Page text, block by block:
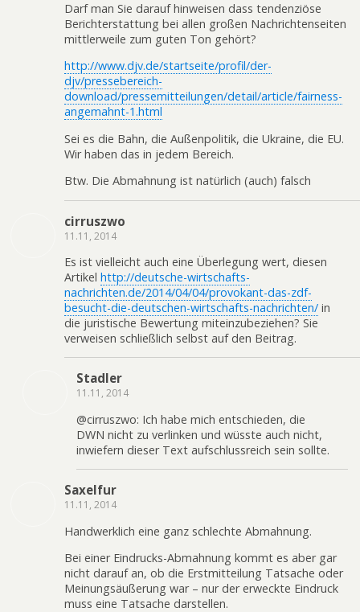
Darf man Sie darauf hinweisen dass tendenziöse
Berichterstattung bei allen großen Nachrichtenseiten
mittlerweile zum guten Ton gehört?
http://www.djv.de/startseite/profil/der-
djv/pressebereich-
download/pressemitteilungen/detail/article/fairness-
angemahnt-1.html
Sei es die Bahn, die Außenpolitik, die Ukraine, die EU.
Wir haben das in jedem Bereich.
Btw. Die Abmahnung ist natürlich (auch) falsch
cirruszwo
11.11, 2014
Es ist vielleicht auch eine Überlegung wert, diesen
Artikel http://deutsche-wirtschafts-
nachrichten.de/2014/04/04/provokant-das-zdf-
besucht-die-deutschen-wirtschafts-nachrichten/ in
die juristische Bewertung miteinzubeziehen? Sie
verweisen schließlich selbst auf den Beitrag.
Stadler
11.11, 2014
@cirruszwo: Ich habe mich entschieden, die
DWN nicht zu verlinken und wüsste auch nicht,
inwiefern dieser Text aufschlussreich sein sollte.
Saxelfur
11.11, 2014
Handwerklich eine ganz schlechte Abmahnung.
Bei einer Eindrucks-Abmahnung kommt es aber gar
nicht darauf an, ob die Erstmitteilung Tatsache oder
Meinungsäußerung war – nur der erweckte Eindruck
muss eine Tatsache darstellen.